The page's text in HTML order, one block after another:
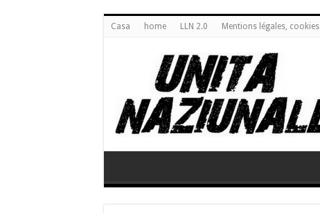
Casa home LLN 2.0 Mentions légales, cookies